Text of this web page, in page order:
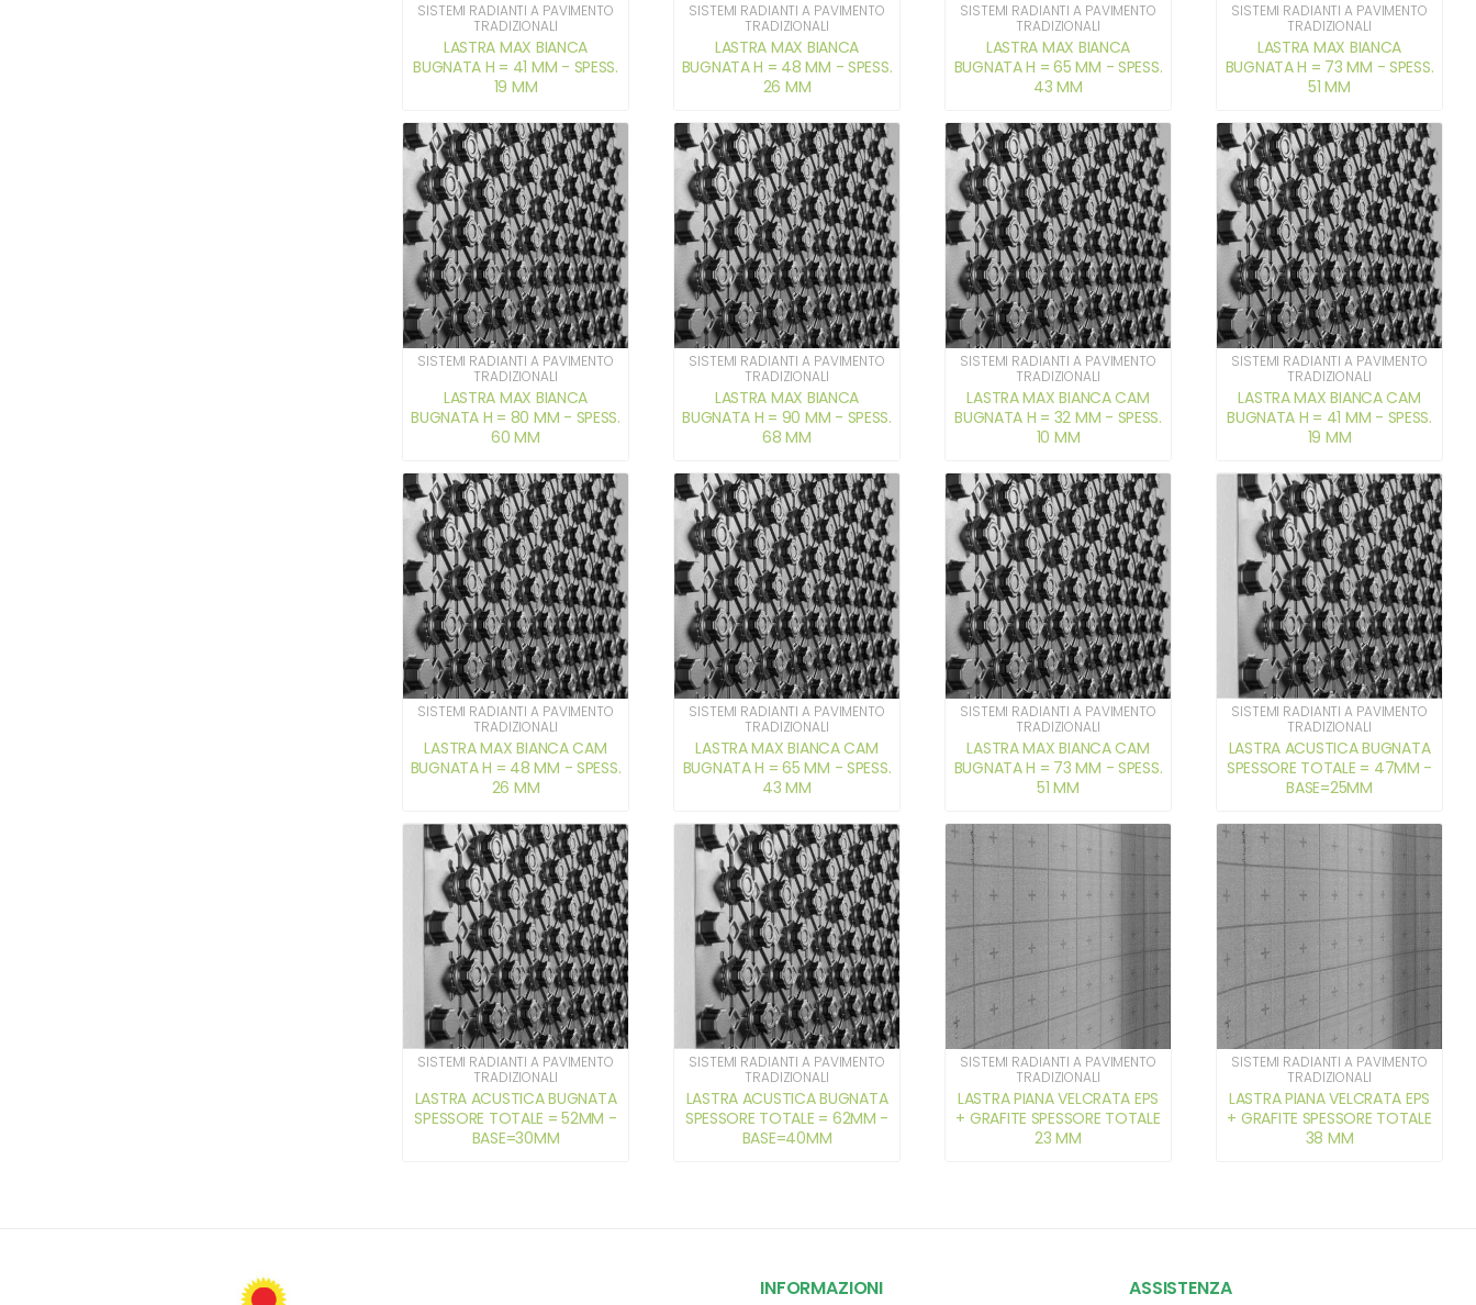
SISTEMI RADIANTI A PAVIMENTO
TRADIZIONALI
LASTRA MAX BIANCA
BUGNATA H = 41 MM - SPESS.
19 MM
SISTEMI RADIANTI A PAVIMENTO
TRADIZIONALI
LASTRA MAX BIANCA
BUGNATA H = 48 MM - SPESS.
26 MM
SISTEMI RADIANTI A PAVIMENTO
TRADIZIONALI
LASTRA MAX BIANCA
BUGNATA H = 65 MM - SPESS.
43 MM
SISTEMI RADIANTI A PAVIMENTO
TRADIZIONALI
LASTRA MAX BIANCA
BUGNATA H = 73 MM - SPESS.
51 MM
SISTEMI RADIANTI A PAVIMENTO
TRADIZIONALI
LASTRA MAX BIANCA
BUGNATA H = 80 MM - SPESS.
60 MM
SISTEMI RADIANTI A PAVIMENTO
TRADIZIONALI
LASTRA MAX BIANCA
BUGNATA H = 90 MM - SPESS.
68 MM
SISTEMI RADIANTI A PAVIMENTO
TRADIZIONALI
LASTRA MAX BIANCA CAM
BUGNATA H = 32 MM - SPESS.
10 MM
SISTEMI RADIANTI A PAVIMENTO
TRADIZIONALI
LASTRA MAX BIANCA CAM
BUGNATA H = 41 MM - SPESS.
19 MM
SISTEMI RADIANTI A PAVIMENTO
TRADIZIONALI
LASTRA MAX BIANCA CAM
BUGNATA H = 48 MM - SPESS.
26 MM
SISTEMI RADIANTI A PAVIMENTO
TRADIZIONALI
LASTRA MAX BIANCA CAM
BUGNATA H = 65 MM - SPESS.
43 MM
SISTEMI RADIANTI A PAVIMENTO
TRADIZIONALI
LASTRA MAX BIANCA CAM
BUGNATA H = 73 MM - SPESS.
51 MM
SISTEMI RADIANTI A PAVIMENTO
TRADIZIONALI
LASTRA ACUSTICA BUGNATA
SPESSORE TOTALE = 47MM -
BASE=25MM
SISTEMI RADIANTI A PAVIMENTO
TRADIZIONALI
LASTRA ACUSTICA BUGNATA
SPESSORE TOTALE = 52MM -
BASE=30MM
SISTEMI RADIANTI A PAVIMENTO
TRADIZIONALI
LASTRA ACUSTICA BUGNATA
SPESSORE TOTALE = 62MM -
BASE=40MM
SISTEMI RADIANTI A PAVIMENTO
TRADIZIONALI
LASTRA PIANA VELCRATA EPS
+ GRAFITE SPESSORE TOTALE
23 MM
SISTEMI RADIANTI A PAVIMENTO
TRADIZIONALI
LASTRA PIANA VELCRATA EPS
+ GRAFITE SPESSORE TOTALE
38 MM
INFORMAZIONI ASSISTENZA